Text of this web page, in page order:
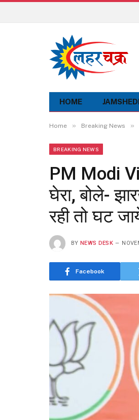
HOME
Home » Breaking News »
BREAKING NEWS
PM Modi
घेरा, बोले-
रही तो घट
BY NEWS DESK
Facebook